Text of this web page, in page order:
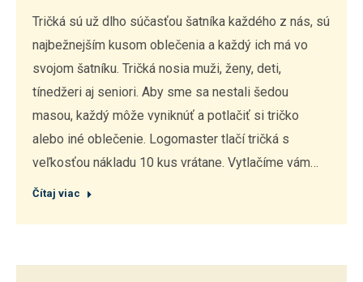
Tričká sú už dlho súčasťou šatníka každého z nás, sú
najbežnejším kusom oblečenia a každý ich má vo
svojom šatníku. Tričká nosia muži, ženy, deti,
tínedžeri aj seniori. Aby sme sa nestali šedou
masou, každý môže vyniknúť a potlačiť si tričko
alebo iné oblečenie. Logomaster tlačí tričká s
veľkosťou nákladu 10 kus vrátane. Vytlačíme vám…
Čítaj viac